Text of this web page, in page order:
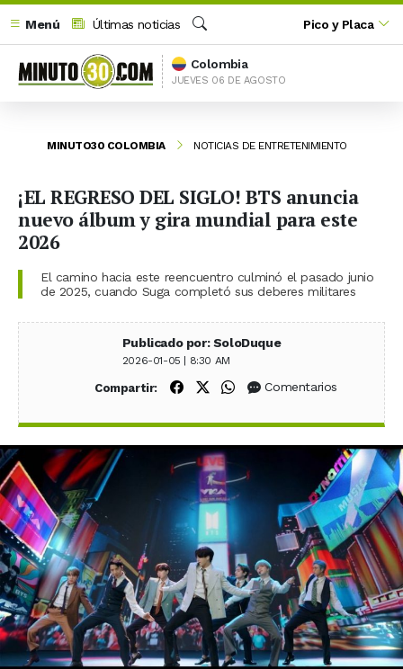
Menú
Últimas noticias
Buscar
Pico y Placa
Colombia
JUEVES 06 DE AGOSTO
MINUTO30 COLOMBIA NOTICIAS DE ENTRETENIMIENTO
¡EL REGRESO DEL SIGLO! BTS anuncia
nuevo álbum y gira mundial para este
2026
El camino hacia este reencuentro culminó el pasado junio
de 2025, cuando Suga completó sus deberes militares
Publicado por: SoloDuque
2026-01-05 | 8:30 AM
Compartir: Compartir en Facebook
Compartir en X (Twitter)
Compartir en WhatsApp
Comentarios